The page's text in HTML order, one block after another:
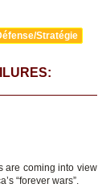
Stratégie
are coming into view
“forever wars”.